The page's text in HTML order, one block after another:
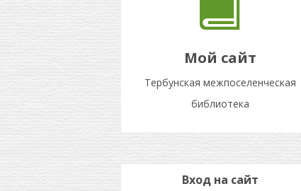
Мой сайт
Тербунская межпоселенческая
библиотека
Вход на сайт